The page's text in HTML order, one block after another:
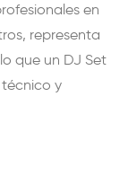
en
representa
que un DJ Set
y